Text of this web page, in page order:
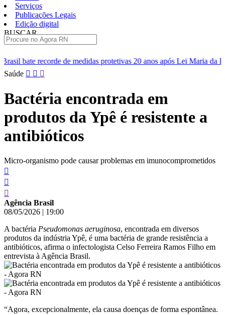
Serviços
Publicações Legais
Edição digital
BUSCAR
protetivas 20 anos após Lei Maria da Penha
ABC
Pular
conteúdo
Saúde
Bactéria encontrada em
produtos da Ypê é resistente a
antibióticos
Micro-organismo pode causar problemas em imunocomprometidos
Agência Brasil
08/05/2026 | 19:00
A bactéria Pseudomonas aeruginosa, encontrada em diversos
produtos da indústria Ypê, é uma bactéria de grande resistência a
antibióticos, afirma o infectologista Celso Ferreira Ramos Filho em
entrevista à Agência Brasil.
“Agora, excepcionalmente, ela causa doenças de forma espontânea.